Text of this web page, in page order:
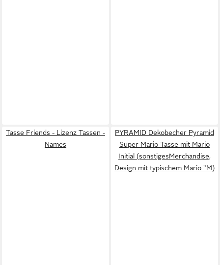
Tasse Friends - Lizenz Tassen -
Names
PYRAMID Dekobecher Pyramid
Super Mario Tasse mit Mario
Initial (sonstigesMerchandise,
Design mit typischem Mario "M)